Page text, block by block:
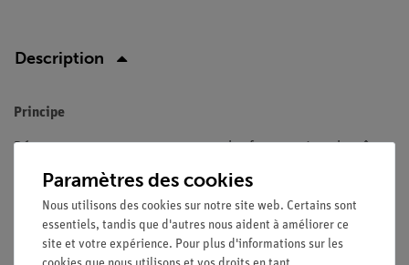
Description
Principe
Démontrez comment se composent les forces qui ont la même
ligne d'application et une direction identique ou opposée.
Avantages
Optimisé pour les expériences de démonstration :
Transformation de la direction horizontale en direction
Paramètres des cookies
Nous utilisons des cookies sur notre site web. Certains sont
essentiels, tandis que d'autres nous aident à améliorer ce
site et votre expérience. Pour plus d'informations sur les